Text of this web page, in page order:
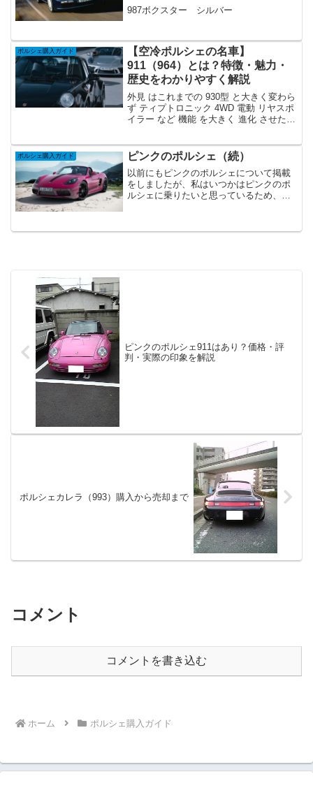
987ボクスター シルバー
ポルシェ購入ガイド
【空冷ポルシェの名車】
911（964）とは？特徴・魅力・
歴史をわかりやすく解説
外見 はこれまでの 930型 と大きく変わら
ず ティプトロニック 4WD 電動 リヤスポ
イラー など 機能 を大きく 進化 させた
割 ということで 中身は別物となっていま
す 盛り上がり際立った フロントフェンダ
ー ターボモデル を筆頭にワイド化 した
リアフェンダー など ポルシェ といえば
空冷 964型 を想起される方が多い 特徴的
た 後期型 オススメ ですが今となっては
ポルシェ購入ガイド ピンクのポルシェ（続）
以前にもピンクのポルシェについて掲載
をしましたが、私はいつかはピンクのポ
ルシェに乗りたいと思っているため、改
ーストーンレッド」に近い色がオプショ
ピンクのポルシェ911はあり？価格・評
判・実際の印象を解説
ポルシェカレラ（993）購入から売却まで
コメント
コメントを書き込む
ホーム ポルシェ購入ガイド